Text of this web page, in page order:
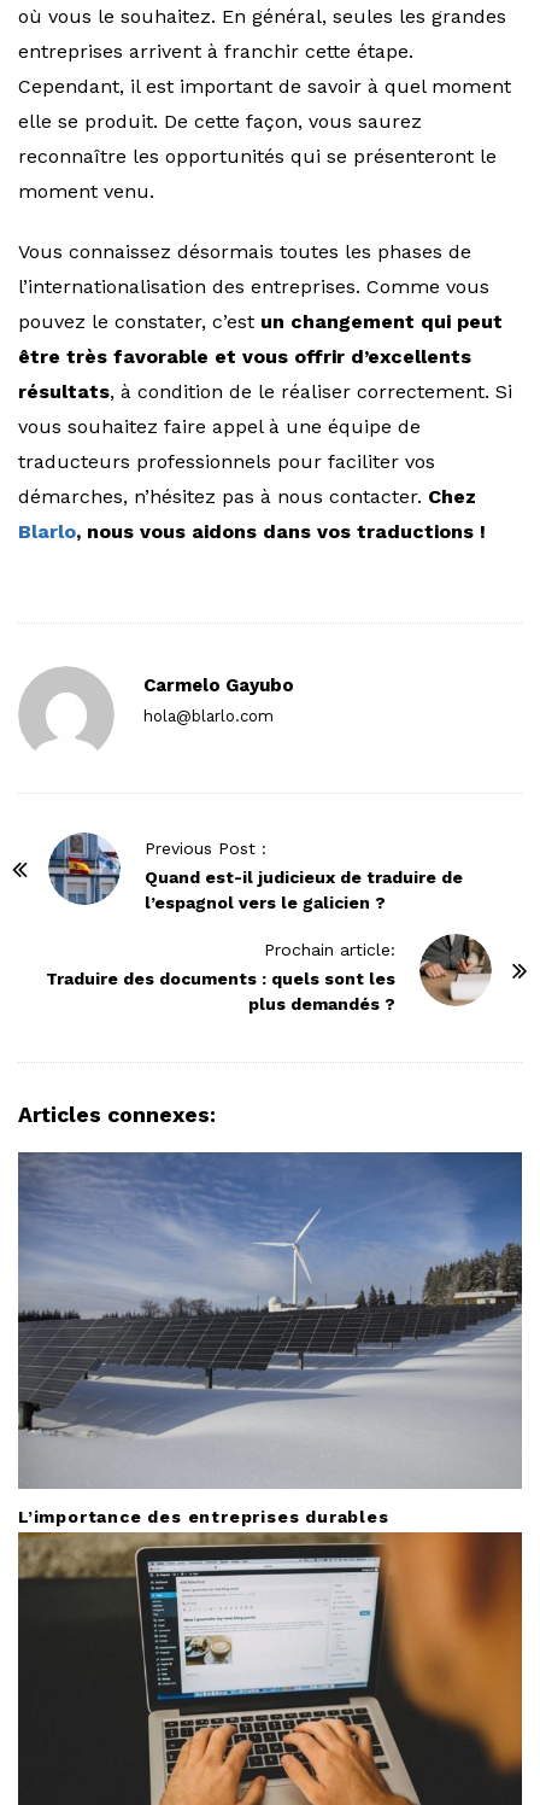
où vous le souhaitez. En général, seules les grandes
entreprises arrivent à franchir cette étape.
Cependant, il est important de savoir à quel moment
elle se produit. De cette façon, vous saurez
reconnaître les opportunités qui se présenteront le
moment venu.
Vous connaissez désormais toutes les phases de
l’internationalisation des entreprises. Comme vous
pouvez le constater, c’est un changement qui peut
être très favorable et vous offrir d’excellents
résultats, à condition de le réaliser correctement. Si
vous souhaitez faire appel à une équipe de
traducteurs professionnels pour faciliter vos
démarches, n’hésitez pas à nous contacter. Chez
Blarlo, nous vous aidons dans vos traductions !
Carmelo Gayubo
hola@blarlo.com
Previous Post :
Quand est-il judicieux de traduire de
l’espagnol vers le galicien ?
Prochain article:
Traduire des documents : quels sont les
plus demandés ?
Articles connexes:
L’importance des entreprises durables